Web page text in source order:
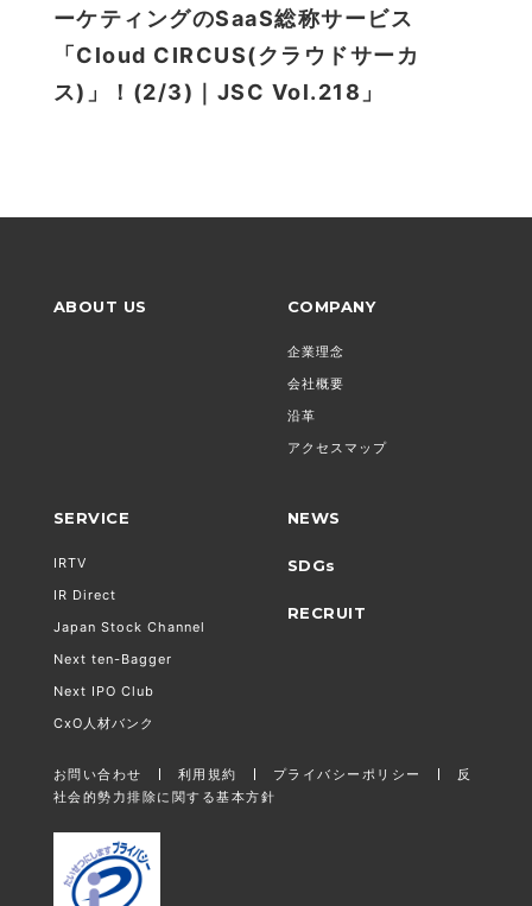
ーケティングのSaaS総称サービス
「Cloud CIRCUS(クラウドサーカ
ス)」！(2/3)｜JSC Vol.218」
ABOUT US COMPANY
企業理念
会社概要
沿革
アクセスマップ
SERVICE
IRTV
IR Direct
Japan Stock Channel
Next ten-Bagger
Next IPO Club
CxO人材バンク
NEWS
SDGs
RECRUIT
お問い合わせ 利用規約 プライバシーポリシー
反
社会的勢力排除に関する基本方針